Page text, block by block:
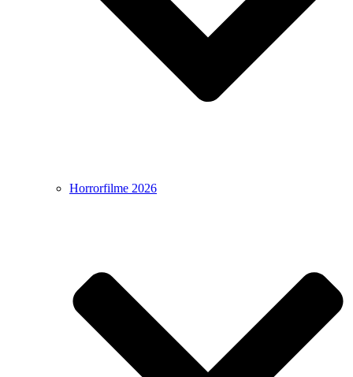
Horrorfilme 2026